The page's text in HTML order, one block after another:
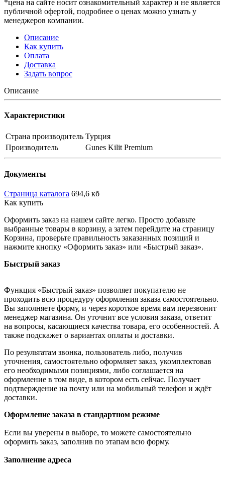
*цена на сайте носит ознакомительный характер и не является
публичной офертой, подробнее о ценах можно узнать у
менеджеров компании.
Описание
Как купить
Оплата
Доставка
Задать вопрос
Описание
Характеристики
Страна производитель Турция
Производитель
Gunes Kilit Premium
Документы
Страница каталога 694,6 кб
Как купить
Оформить заказ на нашем сайте легко. Просто добавьте
выбранные товары в корзину, а затем перейдите на страницу
Корзина, проверьте правильность заказанных позиций и
нажмите кнопку «Оформить заказ» или «Быстрый заказ».
Быстрый заказ
Функция «Быстрый заказ» позволяет покупателю не
проходить всю процедуру оформления заказа самостоятельно.
Вы заполняете форму, и через короткое время вам перезвонит
менеджер магазина. Он уточнит все условия заказа, ответит
на вопросы, касающиеся качества товара, его особенностей. А
также подскажет о вариантах оплаты и доставки.
По результатам звонка, пользователь либо, получив
уточнения, самостоятельно оформляет заказ, укомплектовав
его необходимыми позициями, либо соглашается на
оформление в том виде, в котором есть сейчас. Получает
подтверждение на почту или на мобильный телефон и ждёт
доставки.
Оформление заказа в стандартном режиме
Если вы уверены в выборе, то можете самостоятельно
оформить заказ, заполнив по этапам всю форму.
Заполнение адреса